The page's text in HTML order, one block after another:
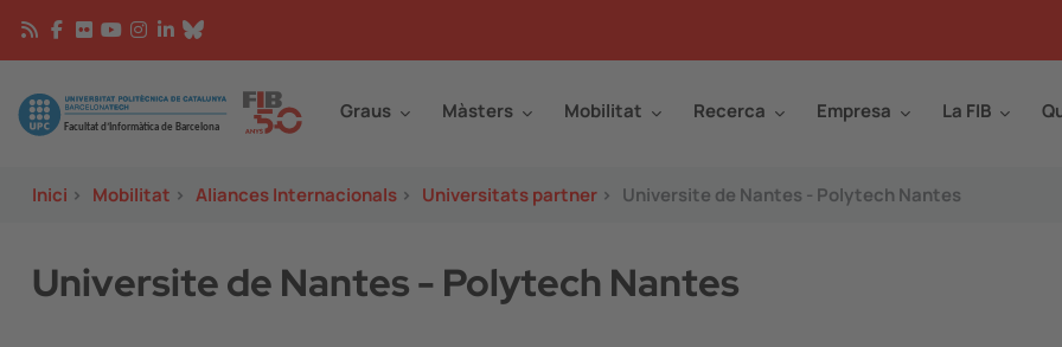
Vés al contingut
Image Graus Màsters Mobilitat Recerca Empresa La FIB
Inici > Mobilitat > Aliances Internacionals > Universitats partner > Universite de Nantes - Polytech Nantes
Universite de Nantes - Polytech Nantes